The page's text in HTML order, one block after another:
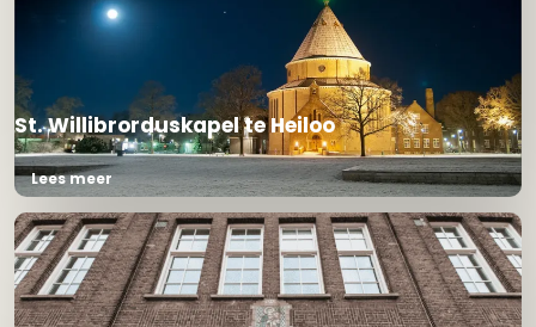
St. Willibrorduskapel te Heiloo
Lees meer